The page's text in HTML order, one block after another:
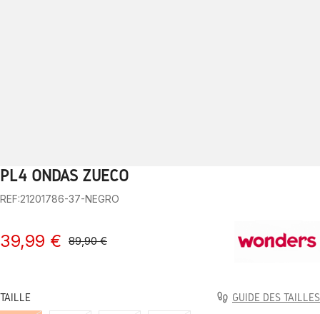
1 2 3 4
PL4 ONDAS ZUECO
REF:21201786-37-NEGRO
39,99 € 89,90 €
TAILLE GUIDE DES TAILLES